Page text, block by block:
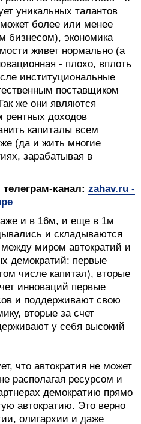
уникальных талантов
более или менее
бизнесом), экономика
живет нормально (а
- плохо, вплоть
институциональные
поставщиком
же они являются
рентных доходов
капиталы всем
(да и жить многие
зарабатывая в
канал: zahav.ru -
и в 16м, и еще в 1м
и складываются
миром автократий и
демократий: первые
числе капитал), вторые
инноваций первые
и поддерживают свою
вторые за счет
у себя высокий
что автократия не может
располагая ресурсом и
демократию прямо
автократию. Это верно
олигархии и даже